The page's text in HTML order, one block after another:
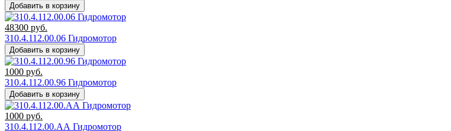
Добавить в корзину
48300 руб.
310.4.112.00.06 Гидромотор
Добавить в корзину
1000 руб.
310.4.112.00.96 Гидромотор
Добавить в корзину
1000 руб.
310.4.112.00.АА Гидромотор